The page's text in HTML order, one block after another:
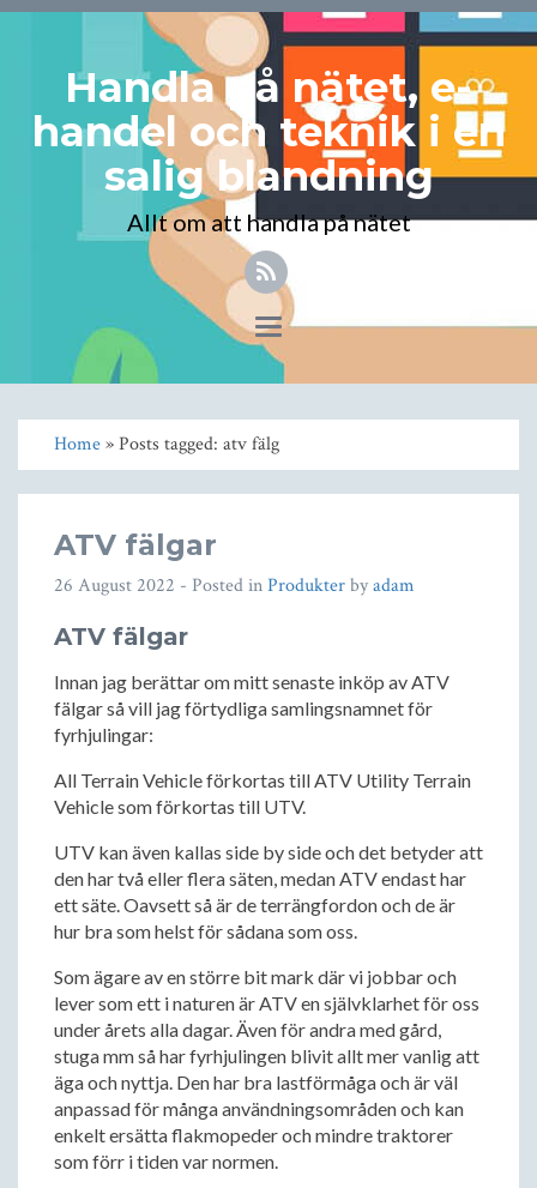
Handla på nätet, e-
handel och teknik i en
salig blandning
Allt om att handla på nätet
Toggle
navigation
Home» Posts tagged: atv fälg
ATV fälgar
26 August 2022 - Posted inProdukterbyadam
ATV fälgar
Innan jag berättar om mitt senaste inköp av ATV
fälgar så vill jag förtydliga samlingsnamnet för
fyrhjulingar:
All Terrain Vehicle förkortas till ATV Utility Terrain
Vehicle som förkortas till UTV.
UTV kan även kallas side by side och det betyder att
den har två eller flera säten, medan ATV endast har
ett säte. Oavsett så är de terrängfordon och de är
hur bra som helst för sådana som oss.
Som ägare av en större bit mark där vi jobbar och
lever som ett i naturen är ATV en självklarhet för oss
under årets alla dagar. Även för andra med gård,
stuga mm så har fyrhjulingen blivit allt mer vanlig att
äga och nyttja. Den har bra lastförmåga och är väl
anpassad för många användningsområden och kan
enkelt ersätta flakmopeder och mindre traktorer
som förr i tiden var normen.